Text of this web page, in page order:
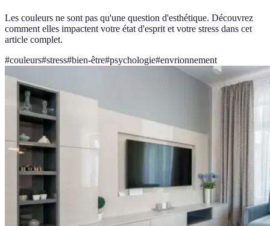
Les couleurs ne sont pas qu'une question d'esthétique. Découvrez
comment elles impactent votre état d'esprit et votre stress dans cet
article complet.
#couleurs#stress#bien-être#psychologie#envrionnement